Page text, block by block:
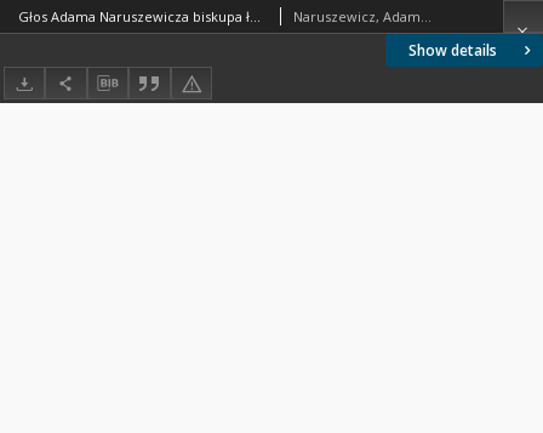
Show details
Głos Adama Naruszewicza biskupa łuckiego i brzeskiego przy założeniu pierwszego kamienia na Kościół Opatrznosci Boskiey r. 1792 dnia 3 maia na placu Uiazdowskim miany Naruszewicz, Adamd (1733-1796)